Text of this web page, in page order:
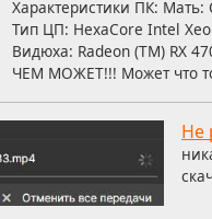
Характеристики ПК: Мать:
Тип ЦП: HexaCore Intel
Видюха: Radeon (TM) RX
ЧЕМ МОЖЕТ!!! Может что
Не